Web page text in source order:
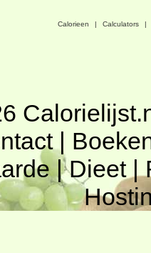
Calorieen | Calculators |
|
|Dieet|